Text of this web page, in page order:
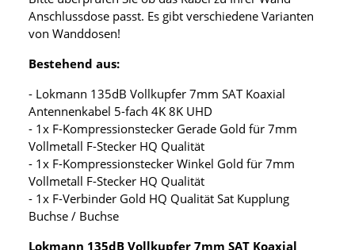
Anschlussdose passt. Es gibt verschiedene Varianten
von Wanddosen!
Bestehend aus:
- Lokmann 135dB Vollkupfer 7mm SAT Koaxial
Antennenkabel 5-fach 4K 8K UHD
- 1x F-Kompressionstecker Gerade Gold für 7mm
Vollmetall F-Stecker HQ Qualität
- 1x F-Kompressionstecker Winkel Gold für 7mm
Vollmetall F-Stecker HQ Qualität
- 1x F-Verbinder Gold HQ Qualität Sat Kupplung
Buchse / Buchse
Lokmann 135dB Vollkupfer 7mm SAT Koaxial